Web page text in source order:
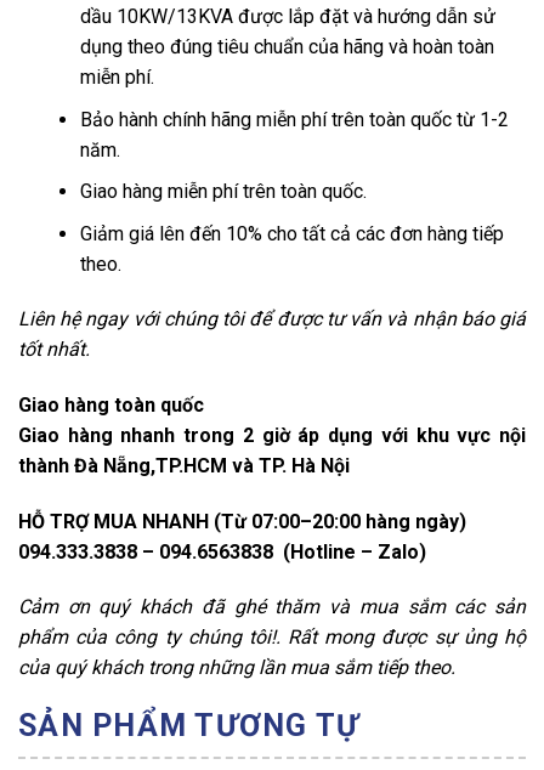
dầu 10KW/13KVA được lắp đặt và hướng dẫn sử
dụng theo đúng tiêu chuẩn của hãng và hoàn toàn
miễn phí.
Bảo hành chính hãng miễn phí trên toàn quốc từ 1-2
năm.
Giao hàng miễn phí trên toàn quốc.
Giảm giá lên đến 10% cho tất cả các đơn hàng tiếp
theo.
Liên hệ ngay với chúng tôi để được tư vấn và nhận báo giá
tốt nhất.
Giao hàng toàn quốc
Giao hàng nhanh trong 2 giờ áp dụng với khu vực nội
thành Đà Nẵng,TP.HCM và TP. Hà Nội
HỖ TRỢ MUA NHANH (Từ 07:00–20:00 hàng ngày)
094.333.3838 – 094.6563838 (Hotline – Zalo)
Cảm ơn quý khách đã ghé thăm và mua sắm các sản
phẩm của công ty chúng tôi!. Rất mong được sự ủng hộ
của quý khách trong những lần mua sắm tiếp theo.
SẢN PHẨM TƯƠNG TỰ